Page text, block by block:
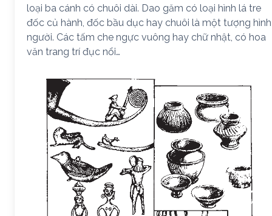
loại ba cánh có chuôi dài. Dao găm có loại hình lá tre
đốc củ hành, đốc bầu dục hay chuôi là một tượng hình
người. Các tấm che ngực vuông hay chữ nhật, có hoa
văn trang trí đục nổi…